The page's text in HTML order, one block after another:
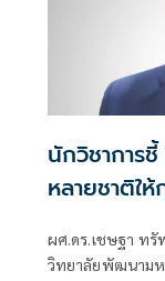
นักวิชาการ
หลายชาติใ
ผู้นำ ไร้นัยย
เหตุอำนาจ
ผศ.ดร.เชษฐา ทรั
วิทยาลัยพัฒนามห